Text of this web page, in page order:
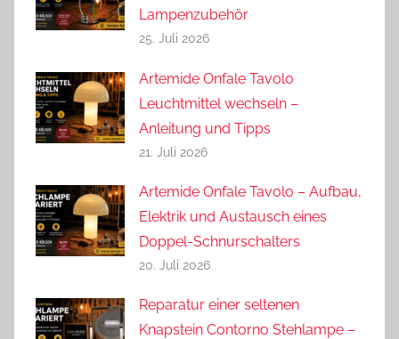
Lampenzubehör
25. Juli 2026
Artemide Onfale Tavolo
Leuchtmittel wechseln –
Anleitung und Tipps
21. Juli 2026
Artemide Onfale Tavolo – Aufbau,
Elektrik und Austausch eines
Doppel-Schnurschalters
20. Juli 2026
Reparatur einer seltenen
Knapstein Contorno Stehlampe –